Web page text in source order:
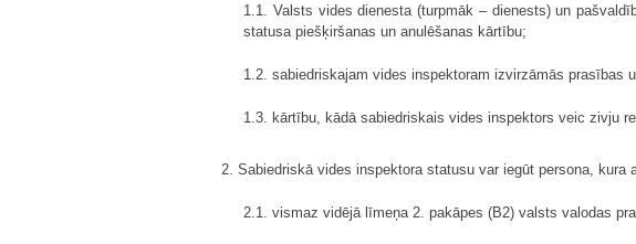
1.1. Valsts vides dienesta (turpmāk – dienests) un
statusa piešķiršanas un anulēšanas kārtību;
1.2. sabiedriskajam vides inspektoram izvirzāmās prasības
1.3. kārtību, kādā sabiedriskais vides inspektors veic zivju
2. Sabiedriskā vides inspektora statusu var iegūt persona, kura
2.1. vismaz vidējā līmeņa 2. pakāpes (B2) valsts valodas